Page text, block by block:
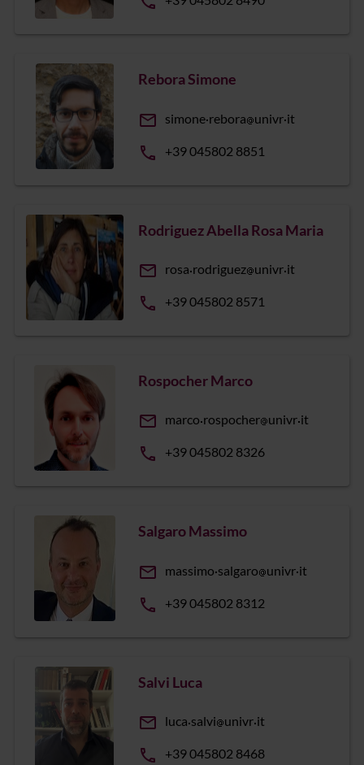
Rebora Simone
email simone rebora univr it
phone +39 045802 8851
Rodriguez Abella Rosa Maria
email rosa rodriguez univr it
phone +39 045802 8571
Rospocher Marco
email marco rospocher univr it
phone +39 045802 8326
Salgaro Massimo
email massimo salgaro univr it
phone +39 045802 8312
Salvi Luca
email luca salvi univr it
phone +39 045802 8468